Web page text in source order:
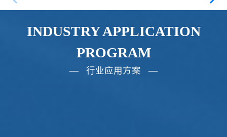
INDUSTRY APPLICATION
PROGRAM
— 行业应用方案 —